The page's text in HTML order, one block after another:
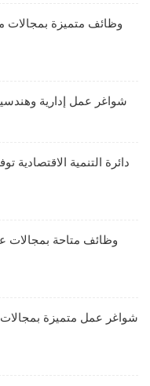
وظائف متميزة بمجالات
شواغر عمل إدارية
دائرة التنمية
وظائف متاحة بمجالات
شواغر عمل متميزة